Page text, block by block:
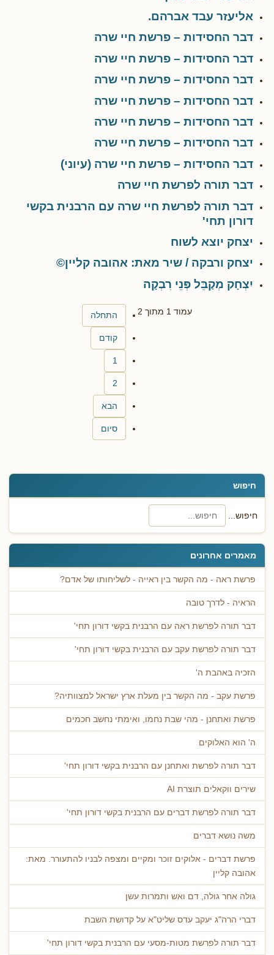
חיפוש
חיפוש...
מאמרים אחרונים
פרשת ראה - מה הקשר בין ראייה - לשליחותו של אדם?
הראיה - לדרך טובה
דבר תורה לפרשת ראה עם הרבנית בקשי דורון תחי'
דבר תורה לפרשת עקב עם הרבנית בקשי דורון תחי'
הזכיה באהבת ה'
פרשת עקב - מה הקשר בין מעלת ארץ ישראל למצוותיה?
פרשת ואתחנן - מהי שבת נחמו, ואימתי נחשב חכמים
ה' הוא האלוקים
דבר תורה לפרשת ואתחנן עם הרבנית בקשי דורון תחי'
שירים ווקאלים תוצרת AI
דבר תורה לפרשת דברים עם הרבנית בקשי דורון תחי'
משה נושא דברים
פרשת דברים - אלוקים זוכר ומקיים ומצפה לבניו להתעורר. מאת:
אהובה קליין
גולה אחר גולה, דם ואש ותמרות עשן
דברי הרה"ג יעקב עדס שליט"א על קדושת השבת
דבר תורה לפרשת מטות-מסעי עם הרבנית בקשי דורון תחי'
אליעזר עבד אברהם.
דבר החסידות – פרשת חיי שרה
דבר החסידות – פרשת חיי שרה
דבר החסידות – פרשת חיי שרה
דבר החסידות – פרשת חיי שרה
דבר החסידות – פרשת חיי שרה
דבר החסידות – פרשת חיי שרה
דבר החסידות – פרשת חיי שרה (עיוני)
דבר תורה לפרשת חיי שרה
דבר תורה לפרשת חיי שרה עם הרבנית בקשי
דורון תחי'
יצחק יוצא לשוח
יצחק ורבקה / שיר מאת: אהובה קליין©
יִצְחָק מְקַבֵּל פְּנֵי רִבְקָה
עמוד 1 מתוך 2 התחלה
קודם
1
2
הבא
סיום